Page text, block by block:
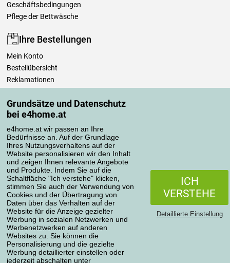
Grundsätze und Datenschutz
bei e4home.at
e4home.at wir passen an Ihre
Bedürfnisse an. Auf der Grundlage
Ihres Nutzungsverhaltens auf der
Website personalisieren wir den Inhalt
und zeigen Ihnen relevante Angebote
und Produkte. Indem Sie auf die
Schaltfläche "Ich verstehe" klicken,
stimmen Sie auch der Verwendung von
Cookies und der Übertragung von
Daten über das Verhalten auf der
Website für die Anzeige gezielter
Werbung in sozialen Netzwerken und
Werbenetzwerken auf anderen
Websites zu. Sie können die
Personalisierung und die gezielte
Werbung detaillierter einstellen oder
jederzeit abschalten unter
ICH
VERSTEHE
Detaillierte Einstellung
Geschäftsbedingungen
Pflege der Bettwäsche
Ihre Bestellungen
Mein Konto
Bestellübersicht
Reklamationen
Einfach mehr wissen
Richtlinien zur Verarbeitung von Bewertungen
Transportarten
Zahlungsmethoden
Datenschutzerklärung